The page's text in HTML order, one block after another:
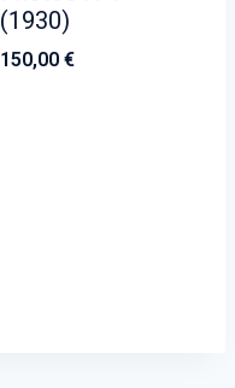
(1930)
150,00 €